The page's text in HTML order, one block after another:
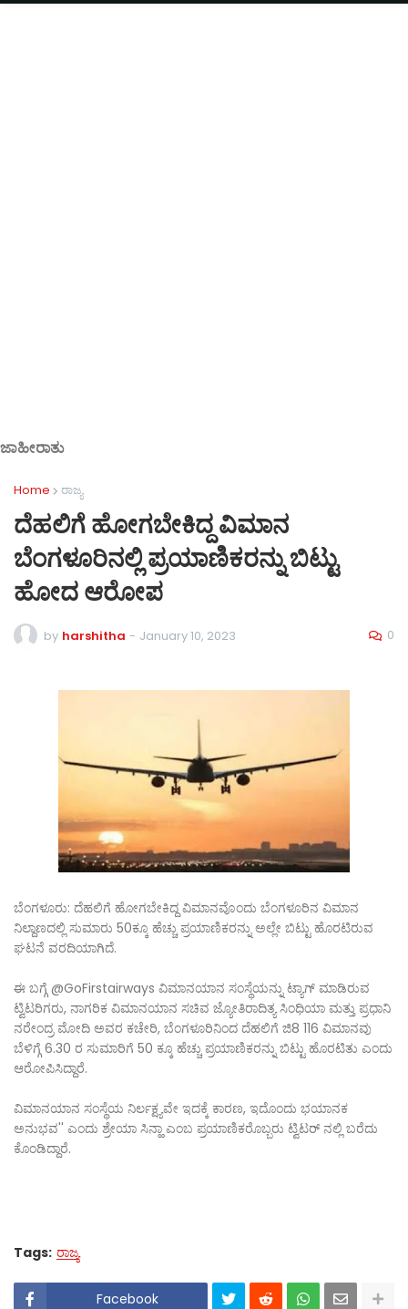
ಜಾಹೀರಾತು
Home ರಾಜ್ಯ
ದೆಹಲಿಗೆ ಹೋಗಬೇಕಿದ್ದ ವಿಮಾನ
ಬೆಂಗಳೂರಿನಲ್ಲಿ ಪ್ರಯಾಣಿಕರನ್ನು ಬಿಟ್ಟು
ಹೋದ ಆರೋಪ
by harshitha - January 10, 2023 0
ಬೆಂಗಳೂರು: ದೆಹಲಿಗೆ ಹೋಗಬೇಕಿದ್ದ ವಿಮಾನವೊಂದು ಬೆಂಗಳೂರಿನ ವಿಮಾನ
ನಿಲ್ದಾಣದಲ್ಲಿ ಸುಮಾರು 50ಕ್ಕೂ ಹೆಚ್ಚು ಪ್ರಯಾಣಿಕರನ್ನು ಅಲ್ಲೇ ಬಿಟ್ಟು ಹೊರಟಿರುವ
ಘಟನೆ ವರದಿಯಾಗಿದೆ.
ಈ ಬಗ್ಗೆ @GoFirstairways ವಿಮಾನಯಾನ ಸಂಸ್ಥೆಯನ್ನು ಟ್ಯಾಗ್ ಮಾಡಿರುವ
ಟ್ವಿಟರಿಗರು, ನಾಗರಿಕ ವಿಮಾನಯಾನ ಸಚಿವ ಜ್ಯೋತಿರಾದಿತ್ಯ ಸಿಂಧಿಯಾ ಮತ್ತು ಪ್ರಧಾನಿ
ನರೇಂದ್ರ ಮೋದಿ ಅವರ ಕಚೇರಿ, ಬೆಂಗಳೂರಿನಿಂದ ದೆಹಲಿಗೆ ಜಿ8 116 ವಿಮಾನವು
ಬೆಳಿಗ್ಗೆ 6.30 ರ ಸುಮಾರಿಗೆ 50 ಕ್ಕೂ ಹೆಚ್ಚು ಪ್ರಯಾಣಿಕರನ್ನು ಬಿಟ್ಟು ಹೊರಟಿತು ಎಂದು
ಆರೋಪಿಸಿದ್ದಾರೆ.
ವಿಮಾನಯಾನ ಸಂಸ್ಥೆಯ ನಿರ್ಲಕ್ಷ್ಯವೇ ಇದಕ್ಕೆ ಕಾರಣ, ಇದೊಂದು ಭಯಾನಕ
ಅನುಭವ'' ಎಂದು ಶ್ರೇಯಾ ಸಿನ್ಹಾ ಎಂಬ ಪ್ರಯಾಣಿಕರೊಬ್ಬರು ಟ್ವಿಟರ್ ನಲ್ಲಿ ಬರೆದು
ಕೊಂಡಿದ್ದಾರೆ.
Tags: ರಾಜ್ಯ
Facebook